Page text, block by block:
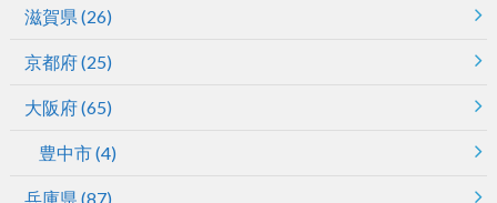
滋賀県 (26)
京都府(25)
大阪府(65)
豊中市(4)
兵庫県 (87)